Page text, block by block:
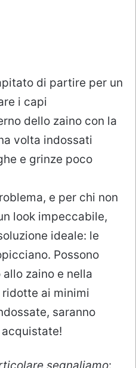
di partire per un
i capi
dello zaino con la
volta indossati
e grinze poco
e per chi non
look impeccabile,
ideale: le
Possono
zaino e nella
ai minimi
saranno